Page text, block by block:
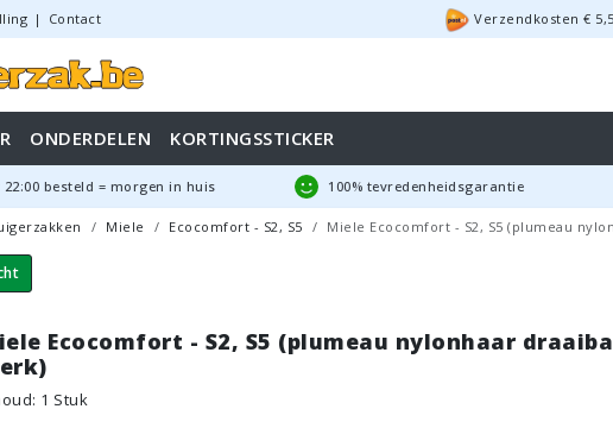
| Contact Verzendkosten €
ONDERDELEN KORTINGSSTICKER
22:00 besteld = morgen in huis 100% tevredenheidsgarantie
Miele Ecocomfort - S2, S5 Miele Ecocomfort - S2, S5 (plumeau
Ecocomfort - S2, S5 (plumeau nylonhaar
: 1 Stuk